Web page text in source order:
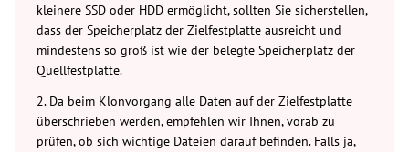
kleinere SSD oder HDD ermöglicht, sollten Sie sicherstellen,
dass der Speicherplatz der Zielfestplatte ausreicht und
mindestens so groß ist wie der belegte Speicherplatz der
Quellfestplatte.
2. Da beim Klonvorgang alle Daten auf der Zielfestplatte
überschrieben werden, empfehlen wir Ihnen, vorab zu
prüfen, ob sich wichtige Dateien darauf befinden. Falls ja,